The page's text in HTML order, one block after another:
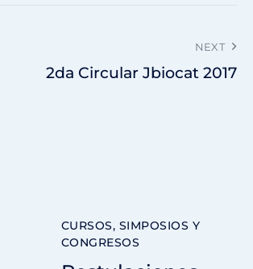
NEXT
2da Circular Jbiocat 2017
CURSOS, SIMPOSIOS Y
CONGRESOS